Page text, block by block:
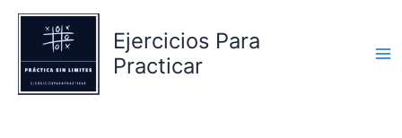
contenido
Ejercicios Para
Practicar